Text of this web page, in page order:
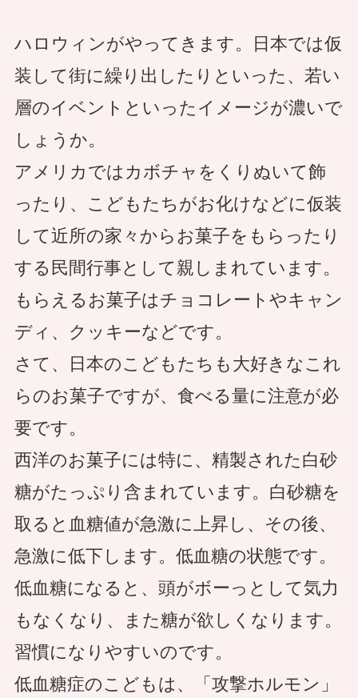
ハロウィンがやってきます。日本では仮
装して街に繰り出したりといった、若い
層のイベントといったイメージが濃いで
しょうか。
アメリカではカボチャをくりぬいて飾
ったり、こどもたちがお化けなどに仮装
して近所の家々からお菓子をもらったり
する民間行事として親しまれています。
もらえるお菓子はチョコレートやキャン
ディ、クッキーなどです。
さて、日本のこどもたちも大好きなこれ
らのお菓子ですが、食べる量に注意が必
要です。
西洋のお菓子には特に、精製された白砂
糖がたっぷり含まれています。白砂糖を
取ると血糖値が急激に上昇し、その後、
急激に低下します。低血糖の状態です。
低血糖になると、頭がボーっとして気力
もなくなり、また糖が欲しくなります。
習慣になりやすいのです。
低血糖症のこどもは、「攻撃ホルモン」